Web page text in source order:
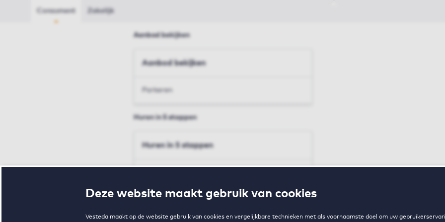
Deze website maakt gebruik van cookies
Vesteda maakt op de website gebruik van cookies en vergelijkbare technieken met als voornaamste doel om uw
Consument Zakelijk
Aanbod bekijken
Aanbod bekijken
Parkeren
Huren in 5 stappen
Huren in 5 stappen
Voorwaarden en toewijzing